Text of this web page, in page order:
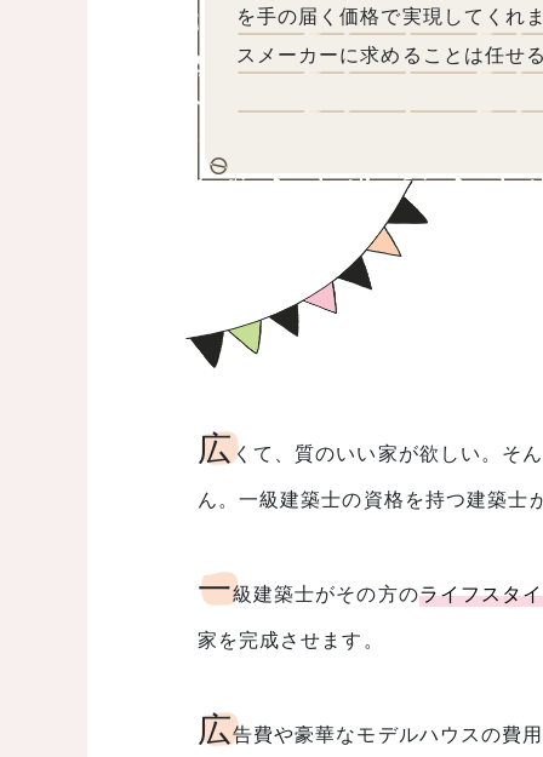
を手の届く価格で実現してくれ
スメーカーに求めることは任せ
広くて、質のいい家が欲しい。そ
ん。一級建築士の資格を持つ建築士
一級建築士がその方のライフスタ
家を完成させます。
広告費や豪華なモデルハウスの費